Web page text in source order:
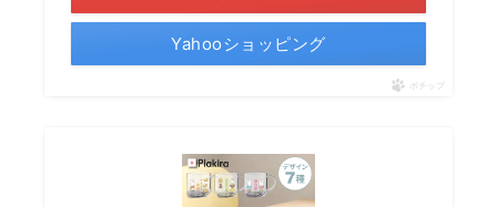
Yahooショッピング
ポチップ